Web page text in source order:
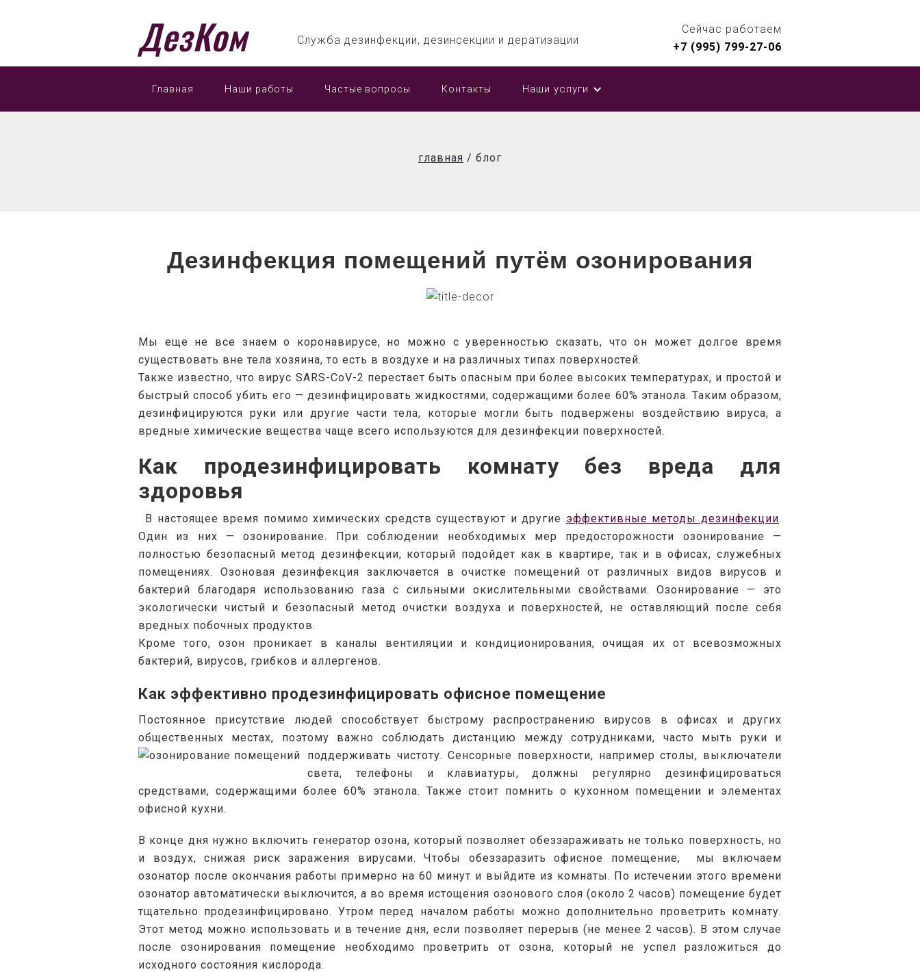
ДезКом Служба дезинфекции, дезинсекции и дератизации
Сейчас работаем
+7 (995) 799-27-06
Главная Наши работы Частые вопросы Контакты Наши услуги
главная / блог
Дезинфекция помещений путём озонирования
Мы еще не все знаем о коронавирусе, но можно с уверенностью сказать, что он может долгое время
существовать вне тела хозяина, то есть в воздухе и на различных типах поверхностей.
Также известно, что вирус SARS-CoV-2 перестает быть опасным при более высоких температурах, и простой и
быстрый способ убить его — дезинфицировать жидкостями, содержащими более 60% этанола. Таким образом,
дезинфицируются руки или другие части тела, которые могли быть подвержены воздействию вируса, а
вредные химические вещества чаще всего используются для дезинфекции поверхностей.
Как продезинфицировать комнату без вреда для
здоровья
В настоящее время помимо химических средств существуют и другие эффективные методы дезинфекции.
Один из них — озонирование. При соблюдении необходимых мер предосторожности озонирование —
полностью безопасный метод дезинфекции, который подойдет как в квартире, так и в офисах, служебных
помещениях. Озоновая дезинфекция заключается в очистке помещений от различных видов вирусов и
бактерий благодаря использованию газа с сильными окислительными свойствами. Озонирование — это
экологически чистый и безопасный метод очистки воздуха и поверхностей, не оставляющий после себя
вредных побочных продуктов.
Кроме того, озон проникает в каналы вентиляции и кондиционирования, очищая их от всевозможных
бактерий, вирусов, грибков и аллергенов.
Как эффективно продезинфицировать офисное помещение
Постоянное присутствие людей способствует быстрому распространению вирусов в офисах и других
общественных местах, поэтому важно соблюдать дистанцию между сотрудниками, часто мыть руки и
поддерживать чистоту. Сенсорные поверхности, например столы, выключатели
света, телефоны и клавиатуры, должны регулярно дезинфицироваться
средствами, содержащими более 60% этанола. Также стоит помнить о кухонном помещении и элементах
офисной кухни.
В конце дня нужно включить генератор озона, который позволяет обеззараживать не только поверхность, но
и воздух, снижая риск заражения вирусами. Чтобы обеззаразить офисное помещение,  мы включаем
озонатор после окончания работы примерно на 60 минут и выйдите из комнаты. По истечении этого времени
озонатор автоматически выключится, а во время истощения озонового слоя (около 2 часов) помещение будет
тщательно продезинфицировано. Утром перед началом работы можно дополнительно проветрить комнату.
Этот метод можно использовать и в течение дня, если позволяет перерыв (не менее 2 часов). В этом случае
после озонирования помещение необходимо проветрить от озона, который не успел разложиться до
исходного состояния кислорода.